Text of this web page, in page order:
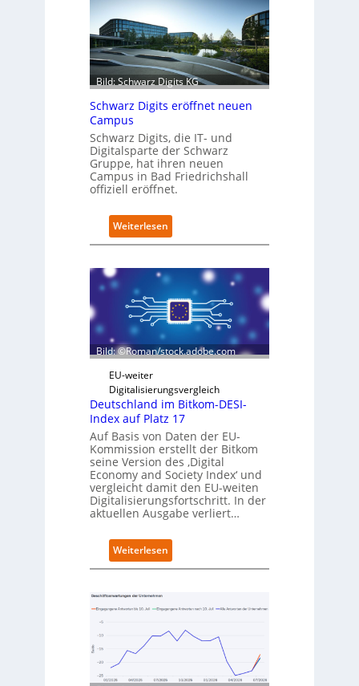
o
f
i
t
-
D
t
n
s
a
u
e
r
i
t
e
g
r
e
r
Bild: Schwarz Digits KG
Schwarz Digits eröffnet neuen
Campus
Schwarz Digits, die IT- und
Digitalsparte der Schwarz
Gruppe, hat ihren neuen
Campus in Bad Friedrichshall
offiziell eröffnet.
Weiterlesen:
S
h
w
a
r
z
i
t
s
e
r
ö
f
f
n
e
n
e
u
C
a
m
Bild: ©Roman/stock.adobe.com
EU-weiter
Digitalisierungsvergleich
Deutschland im Bitkom-DESI-
Index auf Platz 17
Auf Basis von Daten der EU-
Kommission erstellt der Bitkom
seine Version des ‚Digital
Economy and Society Index‘ und
vergleicht damit den EU-weiten
Digitalisierungsfortschritt. In der
aktuellen Ausgabe verliert…
Weiterlesen:
D
t
c
a